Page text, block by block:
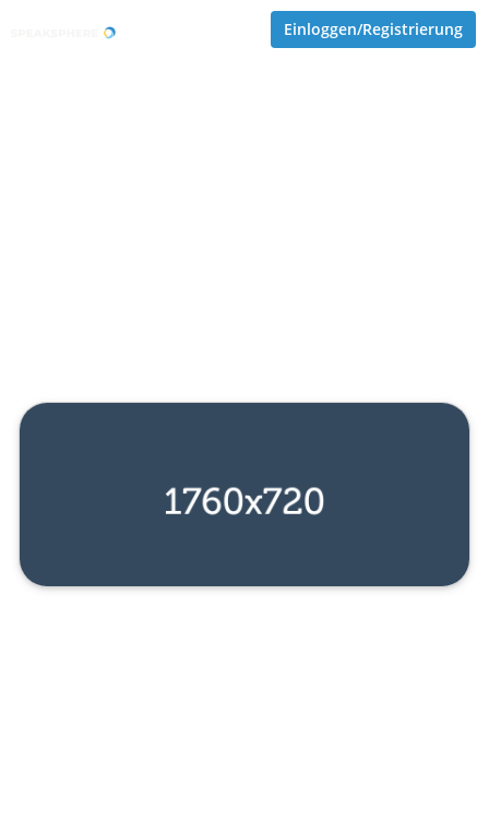
Einloggen/Registrierung